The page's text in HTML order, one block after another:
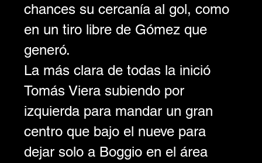
chances su cercanía al gol, como
en un tiro libre de Gómez que
generó.
La más clara de todas la inició
Tomás Viera subiendo por
izquierda para mandar un gran
centro que bajo el nueve para
dejar solo a Boggio en el área